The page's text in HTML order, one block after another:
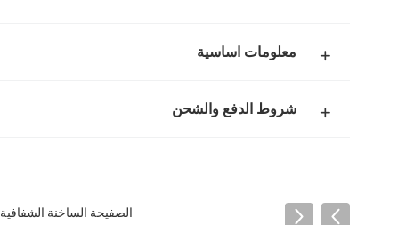
معلومات اساسية
شروط الدفع والشحن
الصفيحة الساخنة الشفافية 60 سم مت متين مزدوج الجانب الطائرة الحبر بيضاء A3 حيوانات أليفة Dtf لفيلم نقل الحرارة لملابس